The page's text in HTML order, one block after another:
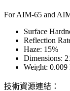
For AIM-65 and
Surface
Reflection
Haze: 15%
Dimensions:
Weight: 0.009
技術資源連結：